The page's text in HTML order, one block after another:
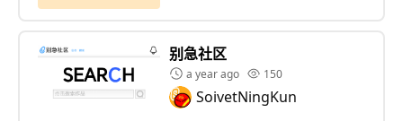
仍然长不出完整的胳膊。各位可以用想象力给他安上假
详细的更新内容列表：
修改部分贴图
别急社区
a year ago 150
SoivetNingKun